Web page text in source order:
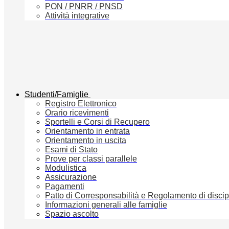
PON / PNRR / PNSD
Attività integrative
Studenti/Famiglie
Registro Elettronico
Orario ricevimenti
Sportelli e Corsi di Recupero
Orientamento in entrata
Orientamento in uscita
Esami di Stato
Prove per classi parallele
Modulistica
Assicurazione
Pagamenti
Patto di Corresponsabilità e Regolamento di
Informazioni generali alle famiglie
Spazio ascolto